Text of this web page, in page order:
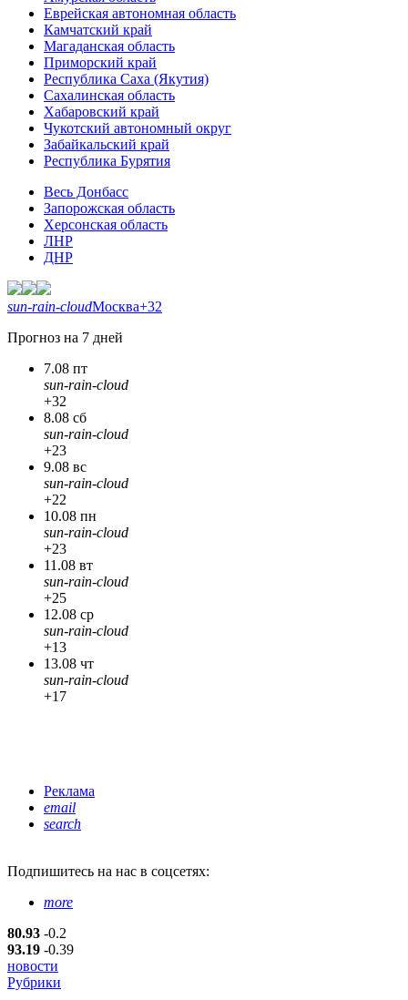
Еврейская автономная область
Камчатский край
Магаданская область
Приморский край
Республика Саха (Якутия)
Сахалинская область
Хабаровский край
Чукотский автономный округ
Забайкальский край
Республика Бурятия
Весь Донбасс
Запорожская область
Херсонская область
ЛНР
ДНР
sun-rain-cloudМосква+32
Прогноз на 7 дней
7.08 пт
sun-rain-cloud
+32
8.08 сб
sun-rain-cloud
+23
9.08 вс
sun-rain-cloud
+22
10.08 пн
sun-rain-cloud
+23
11.08 вт
sun-rain-cloud
+25
12.08 ср
sun-rain-cloud
+13
13.08 чт
sun-rain-cloud
+17
Реклама
email
search
Подпишитесь на нас в соцсетях:
more
80.93 -0.2
93.19 -0.39
новости
Рубрики